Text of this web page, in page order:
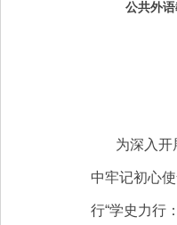
公共外
为深入开
中牢记初心
行“学史力行